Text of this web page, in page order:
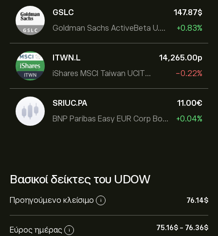
GSLC
Goldman Sachs ActiveBeta U.S. Large Cap Equity ETF
147.87‎$‎
+0.83%
ITWN.L
iShares MSCI Taiwan UCITS ETF
14,265.00‎p‎
-0.22%
SRIUC.PA
BNP Paribas Easy EUR Corp Bond SRI Fossil Free Ult
11.00‎€‎
+0.04%
Βασικοί δείκτες του UDOW
Προηγούμενο κλείσιμο i 76.14‎$‎
Εύρος ημέρας i 75.16‎$‎ - 76.36‎$‎